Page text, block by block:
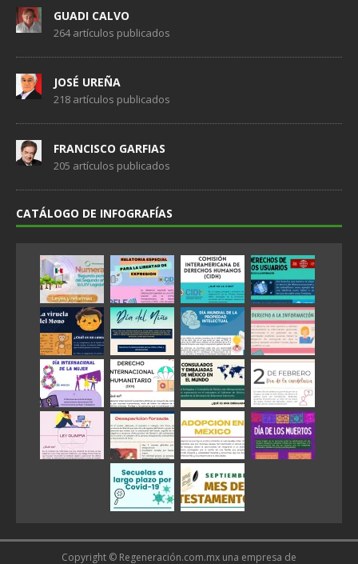
GUADI CALVO
264 artículos publicados
JOSÉ UREÑA
218 artículos publicados
FRANCISCO GARFIAS
205 artículos publicados
CATÁLOGO DE INFOGRAFÍAS
Copyright © Regeneración.com.mx una empresa de